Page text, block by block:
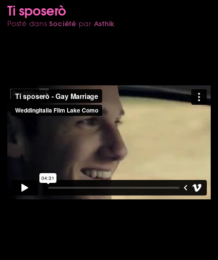
Ti sposerò
Posté dansSociété par Asthik